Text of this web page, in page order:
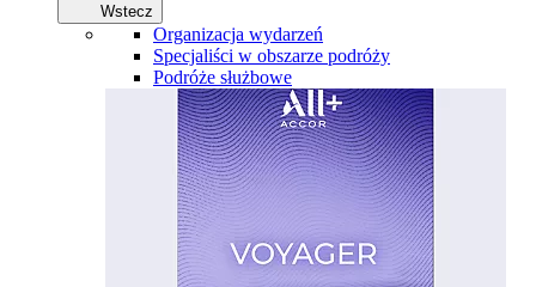
Wstecz
Organizacja wydarzeń
Specjaliści w obszarze podróży
Podróże służbowe